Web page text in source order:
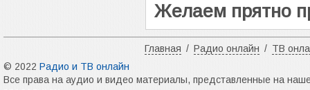
Желаем прятно
Главная / Радио онлайн / ТВ
© 2022 Радио и ТВ онлайн
Все права на аудио и видео материалы, представленные на